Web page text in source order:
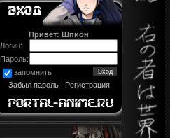
Привет: Шпион
Логин:
Пароль:
запомнить
Забыл пароль| Регистрация